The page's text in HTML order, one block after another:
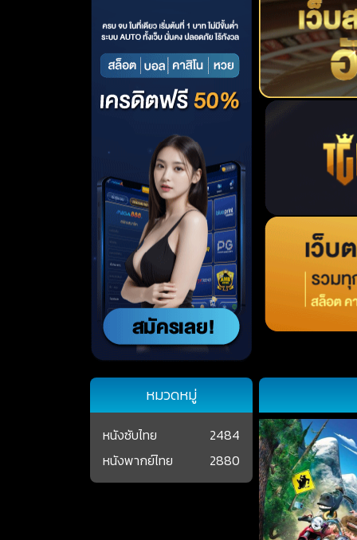
หมวดหมู่
หนังซับไทย
2484
หนังพากย์ไทย
2880